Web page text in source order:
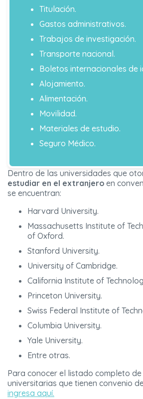
Titulación.
Gastos administrativos.
Trabajos de investigación.
Transporte nacional.
Boletos internacionales de
Alojamiento.
Alimentación.
Movilidad.
Materiales de estudio.
Seguro Médico.
Dentro de las universidades que
estudiar en el extranjero en
se encuentran:
Harvard University.
Massachusetts Institute of
of Oxford.
Stanford University.
University of Cambridge.
California Institute of
Princeton University.
Swiss Federal Institute of
Columbia University.
Yale University.
Entre otras.
Para conocer el listado completo
universitarias que tienen convenio
ingresa aquí.